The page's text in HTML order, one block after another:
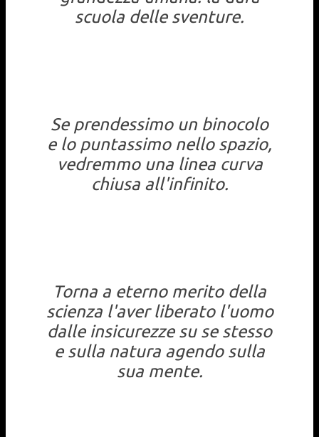
scuola delle sventure.
Se prendessimo un binocolo
e lo puntassimo nello spazio,
vedremmo una linea curva
chiusa all'infinito.
Torna a eterno merito della
scienza l'aver liberato l'uomo
dalle insicurezze su se stesso
e sulla natura agendo sulla
sua mente.